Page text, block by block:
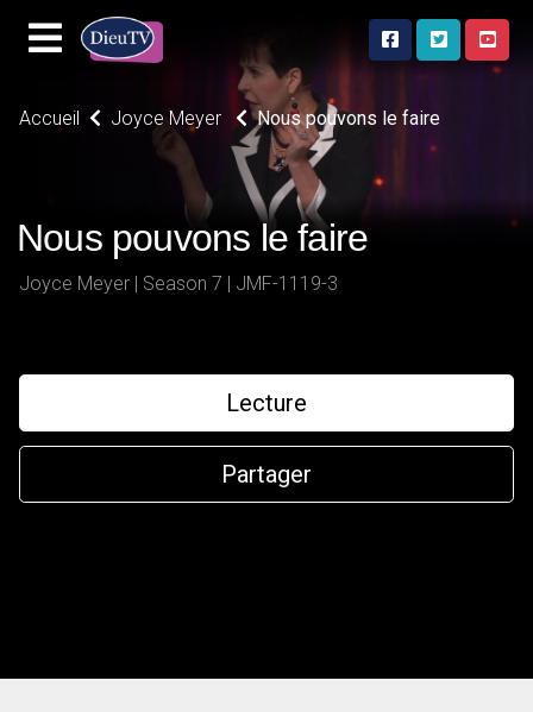
Accueil Joyce Meyer Nous pouvons le faire
Nous pouvons le faire
Joyce Meyer | Season 7 | JMF-1119-3
Lecture
Partager